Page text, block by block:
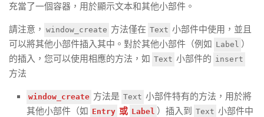
充當了一個容器，用於顯示文本和其他小部件。
請注意， window_create 方法僅在 Text 小部件中使用，並且
可以將其他小部件插入其中。對於其他小部件（例如 Label ）
的插入，您可以使用相應的方法，如 Text 小部件的 insert
方法
window_create 方法是 Text 小部件特有的方法，用於將
其他小部件（如 Entry 或 Label ）插入到 Text 小部件中